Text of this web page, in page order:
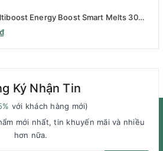
Energy Boost Smart Melts 30
uống Tăng cường năng lượng tan chảy
30 viên
Ký Nhận Tin
với khách hàng mới)
mới nhất, tin khuyến mãi và nhiều
hơn nữa.